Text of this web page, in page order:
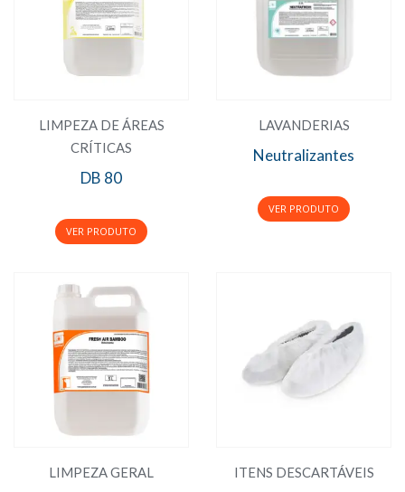
LIMPEZA DE ÁREAS
CRÍTICAS
DB 80
LAVANDERIAS
Neutralizantes
LIMPEZA GERAL ITENS DESCARTÁVEIS